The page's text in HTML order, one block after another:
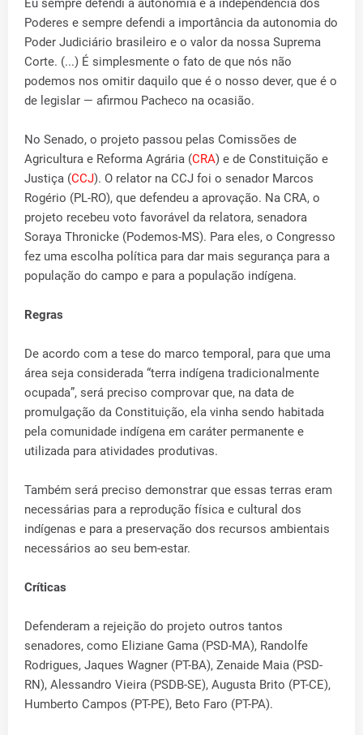
Eu sempre defendi a autonomia e a independência dos
Poderes e sempre defendi a importância da autonomia do
Poder Judiciário brasileiro e o valor da nossa Suprema
Corte. (...) É simplesmente o fato de que nós não
podemos nos omitir daquilo que é o nosso dever, que é o
de legislar — afirmou Pacheco na ocasião.
No Senado, o projeto passou pelas Comissões de
Agricultura e Reforma Agrária (CRA) e de Constituição e
Justiça (CCJ). O relator na CCJ foi o senador Marcos
Rogério (PL-RO), que defendeu a aprovação. Na CRA, o
projeto recebeu voto favorável da relatora, senadora
Soraya Thronicke (Podemos-MS). Para eles, o Congresso
fez uma escolha política para dar mais segurança para a
população do campo e para a população indígena.
Regras
De acordo com a tese do marco temporal, para que uma
área seja considerada “terra indígena tradicionalmente
ocupada”, será preciso comprovar que, na data de
promulgação da Constituição, ela vinha sendo habitada
pela comunidade indígena em caráter permanente e
utilizada para atividades produtivas.
Também será preciso demonstrar que essas terras eram
necessárias para a reprodução física e cultural dos
indígenas e para a preservação dos recursos ambientais
necessários ao seu bem-estar.
Críticas
Defenderam a rejeição do projeto outros tantos
senadores, como Eliziane Gama (PSD-MA), Randolfe
Rodrigues, Jaques Wagner (PT-BA), Zenaide Maia (PSD-
RN), Alessandro Vieira (PSDB-SE), Augusta Brito (PT-CE),
Humberto Campos (PT-PE), Beto Faro (PT-PA).